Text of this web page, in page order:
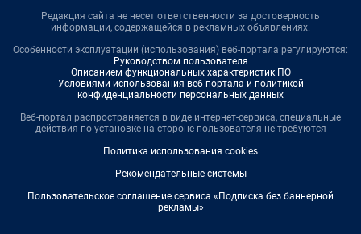
Редакция сайта не несет ответственности за достоверность
информации, содержащейся в рекламных объявлениях.
Особенности эксплуатации (использования) веб-портала регулируются:
Руководством пользователя
Описанием функциональных характеристик ПО
Условиями использования веб-портала и политикой
конфиденциальности персональных данных
Веб-портал распространяется в виде интернет-сервиса, специальные
действия по установке на стороне пользователя не требуются
Политика использования cookies
Рекомендательные системы
Пользовательское соглашение сервиса «Подписка без баннерной
рекламы»